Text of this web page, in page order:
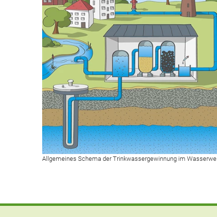
Allgemeines Schema der Trinkwassergewinnung im